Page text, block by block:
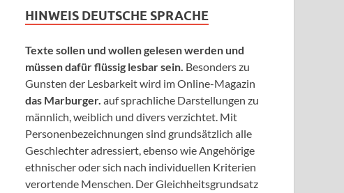
HINWEIS DEUTSCHE SPRACHE
Texte sollen und wollen gelesen werden und
müssen dafür flüssig lesbar sein. Besonders zu
Gunsten der Lesbarkeit wird im Online-Magazin
das Marburger. auf sprachliche Darstellungen zu
männlich, weiblich und divers verzichtet. Mit
Personenbezeichnungen sind grundsätzlich alle
Geschlechter adressiert, ebenso wie Angehörige
ethnischer oder sich nach individuellen Kriterien
verortende Menschen. Der Gleichheitsgrundsatz